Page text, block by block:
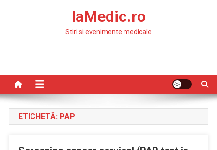
laMedic.ro
Stiri si evenimente medicale
ETICHETĂ: PAP